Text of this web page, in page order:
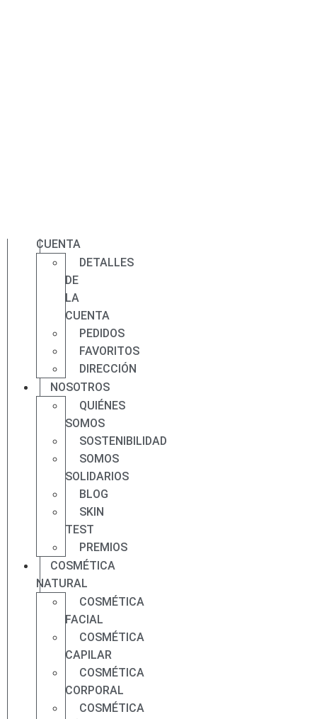
CUENTA
DETALLES
DE
LA
CUENTA
PEDIDOS
FAVORITOS
DIRECCIÓN
NOSOTROS
QUIÉNES
SOMOS
SOSTENIBILIDAD
SOMOS
SOLIDARIOS
BLOG
SKIN
TEST
PREMIOS
COSMÉTICA
NATURAL
COSMÉTICA
FACIAL
COSMÉTICA
CAPILAR
COSMÉTICA
CORPORAL
COSMÉTICA